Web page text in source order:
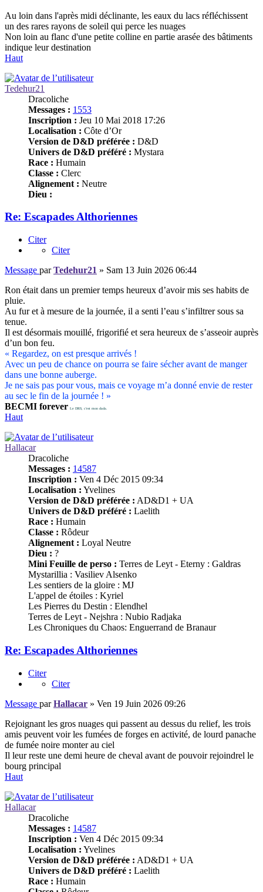
Au loin dans l'après midi déclinante, les eaux du lacs réfléchissent
un des rares rayons de soleil qui perce les nuages
Non loin au flanc d'une petite colline en partie arasée des bâtiments
indique leur destination
Haut
Tedehur21
Dracoliche
Messages : 1553
Inscription : Jeu 10 Mai 2018 17:26
Localisation : Côte d’Or
Version de D&D préférée : D&D
Univers de D&D préféré : Mystara
Race : Humain
Classe : Clerc
Alignement : Neutre
Dieu :
Re: Escapades Althoriennes
Citer
Citer
Message parTedehur21 » Sam 13 Juin 2026 06:44
Ron était dans un premier temps heureux d’avoir mis ses habits de
pluie.
Au fur et à mesure de la journée, il a senti l’eau s’infiltrer sous sa
tenue.
Il est désormais mouillé, frigorifié et sera heureux de s’asseoir auprès
d’un bon feu.
« Regardez, on est presque arrivés !
Avec un peu de chance on pourra se faire sécher avant de manger
dans une bonne auberge.
Je ne sais pas pour vous, mais ce voyage m’a donné envie de rester
au sec le fin de la journée ! »
BECMI forever Le DRS, c'est mon dada.
Haut
Hallacar
Dracoliche
Messages : 14587
Inscription : Ven 4 Déc 2015 09:34
Localisation : Yvelines
Version de D&D préférée : AD&D1 + UA
Univers de D&D préféré : Laelith
Race : Humain
Classe : Rôdeur
Alignement : Loyal Neutre
Dieu : ?
Mini Feuille de perso : Terres de Leyt - Eterny : Galdras
Mystarillia : Vasiliev Alsenko
Les sentiers de la gloire : MJ
L'appel de étoiles : Kyriel
Les Pierres du Destin : Elendhel
Terres de Leyt - Nejshra : Nubio Radjaka
Les Chroniques du Chaos: Enguerrand de Branaur
Re: Escapades Althoriennes
Citer
Citer
Message parHallacar » Ven 19 Juin 2026 09:26
Rejoignant les gros nuages qui passent au dessus du relief, les trois
amis peuvent voir les fumées de forges en activité, de lourd panache
de fumée noire monter au ciel
Il leur reste une demi heure de cheval avant de pouvoir rejoindrel le
bourg principal
Haut
Hallacar
Dracoliche
Messages : 14587
Inscription : Ven 4 Déc 2015 09:34
Localisation : Yvelines
Version de D&D préférée : AD&D1 + UA
Univers de D&D préféré : Laelith
Race : Humain